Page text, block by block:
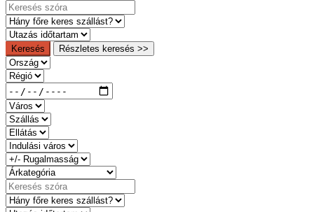
Keresés Részletes keresés >>